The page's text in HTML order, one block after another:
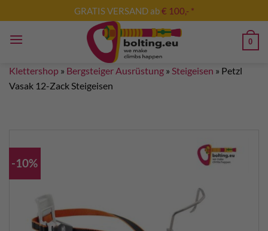
Inhalt
springen
GRATIS VERSAND ab€ 100,- *
0
Klettershop » Bergsteiger Ausrüstung » Steigeisen » Petzl
Vasak 12-Zack Steigeisen
-10%